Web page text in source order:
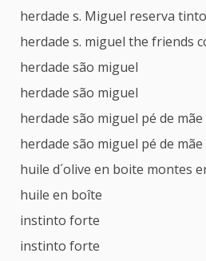
herdade s. Miguel reserva tinto
herdade s. miguel the friends
herdade são miguel
herdade são miguel
herdade são miguel pé de mãe
herdade são miguel pé de mãe
huile d´olive en boite montes
huile en boîte
instinto forte
instinto forte